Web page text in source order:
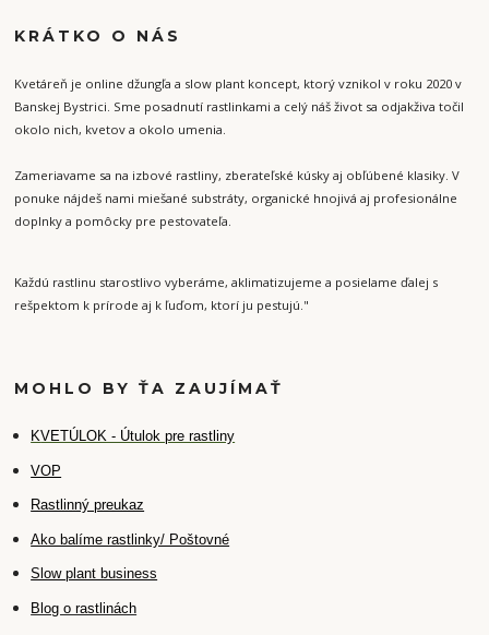
KRÁTKO O NÁS
Kvetáreň je online džungľa a slow plant koncept, ktorý vznikol v roku 2020 v
Banskej Bystrici. Sme posadnutí rastlinkami a celý náš život sa odjakživa točil
okolo nich, kvetov a okolo umenia.
Zameriavame sa na izbové rastliny, zberateľské kúsky aj obľúbené klasiky. V
ponuke nájdeš nami miešané substráty, organické hnojivá aj profesionálne
doplnky a pomôcky pre pestovateľa.
Každú rastlinu starostlivo vyberáme, aklimatizujeme a posielame ďalej s
rešpektom k prírode aj k ľuďom, ktorí ju pestujú."
MOHLO BY ŤA ZAUJÍMAŤ
KVETÚLOK - Útulok pre rastliny
VOP
Rastlinný preukaz
Ako balíme rastlinky/ Poštovné
Slow plant business
Blog o rastlinách